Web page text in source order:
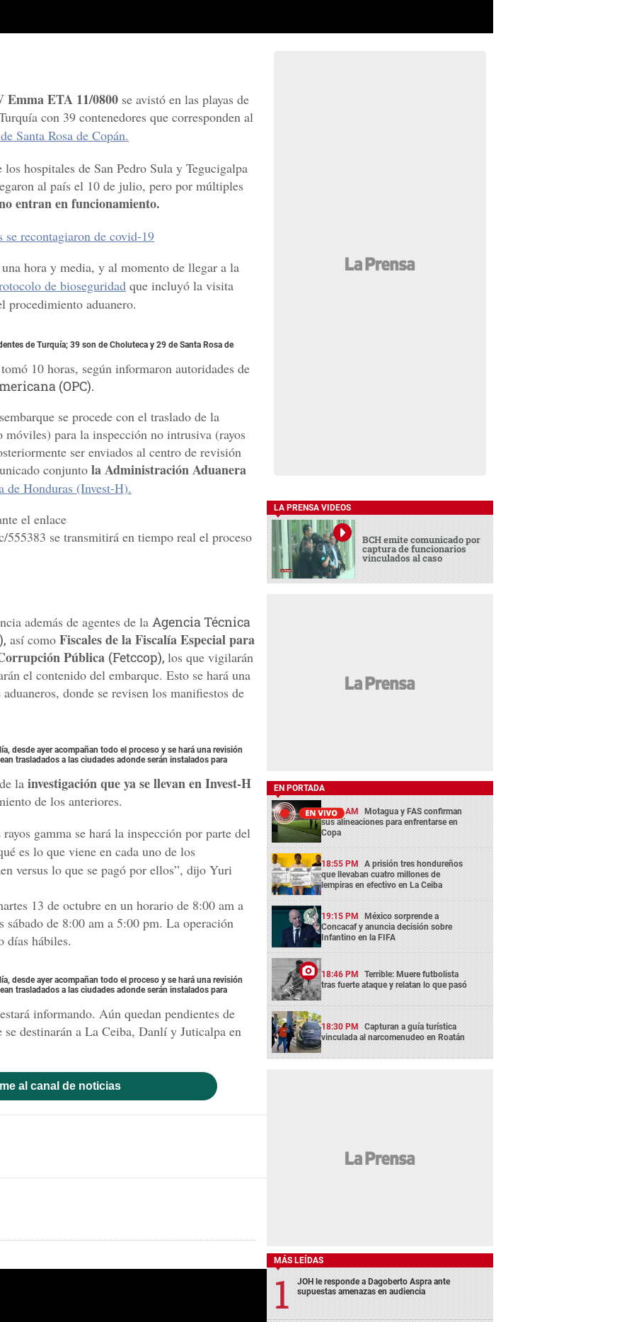
Emma ETA 11/0800 se avistó en las playas de
con 39 contenedores que corresponden al
Santa Rosa de Copán.
hospitales de San Pedro Sula y Tegucigalpa
al país el 10 de julio, pero por múltiples
entran en funcionamiento.
se recontagiaron de covid-19
hora y media, y al momento de llegar a la
de bioseguridad que incluyó la visita
aduanero.
de Turquía; 39 son de Choluteca y 29 de Santa Rosa de
10 horas, según informaron autoridades de
(OPC).
se procede con el traslado de la
móviles) para la inspección no intrusiva (rayos
ser enviados al centro de revisión
conjunto la Administración Aduanera
de Honduras (Invest-H).
el enlace
se transmitirá en tiempo real el proceso
además de agentes de la Agencia Técnica
así como Fiscales de la Fiscalía Especial para
Pública (Fetccop), los que vigilarán
el contenido del embarque. Esto se hará una
donde se revisen los manifiestos de
desde ayer acompañan todo el proceso y se hará una revisión
trasladados a las ciudades adonde serán instalados para
la investigación que ya se llevan en Invest-H
de los anteriores.
gamma se hará la inspección por parte del
es lo que viene en cada uno de los
versus lo que se pagó por ellos”, dijo Yuri
13 de octubre en un horario de 8:00 am a
de 8:00 am a 5:00 pm. La operación
días hábiles.
desde ayer acompañan todo el proceso y se hará una revisión
trasladados a las ciudades adonde serán instalados para
informando. Aún quedan pendientes de
destinarán a La Ceiba, Danlí y Juticalpa en
al canal de noticias
LA PRENSA VIDEOS
BCH emite comunicado por
captura de funcionarios
vinculados al caso
EN PORTADA
11:45 AM Motagua y FAS confirman
sus alineaciones para enfrentarse en
Copa
18:55 PM A prisión tres hondureños
que llevaban cuatro millones de
lempiras en efectivo en La Ceiba
19:15 PM México sorprende a
Concacaf y anuncia decisión sobre
Infantino en la FIFA
18:46 PM Terrible: Muere futbolista
tras fuerte ataque y relatan lo que pasó
18:30 PM Capturan a guía turística
vinculada al narcomenudeo en Roatán
MÁS LEÍDAS
JOH le responde a Dagoberto Aspra ante
supuestas amenazas en audiencia